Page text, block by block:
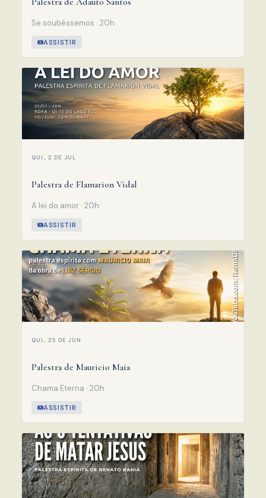
Se soubéssemos · 20h
ASSISTIR
QUI., 2 DE JUL
Palestra de Flamarion Vidal
A lei do amor · 20h
ASSISTIR
QUI., 25 DE JUN
Palestra de Mauricio Maia
Chama Eterna · 20h
ASSISTIR